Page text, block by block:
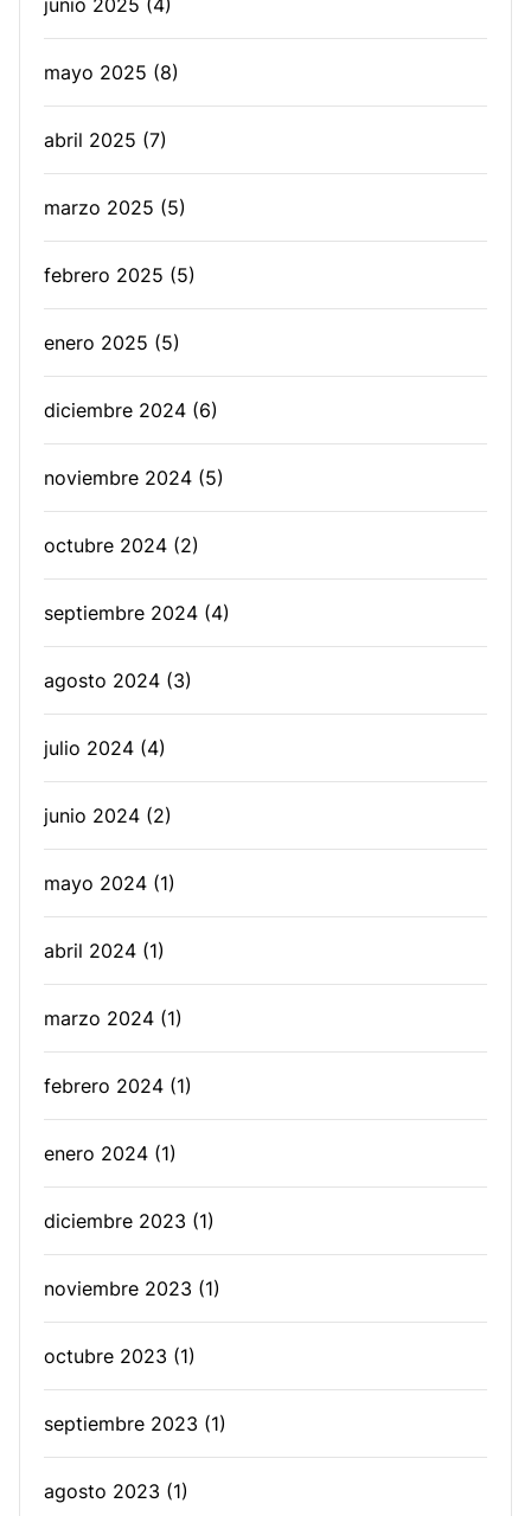
junio 2025 (4)
mayo 2025 (8)
abril 2025 (7)
marzo 2025 (5)
febrero 2025 (5)
enero 2025 (5)
diciembre 2024 (6)
noviembre 2024 (5)
octubre 2024 (2)
septiembre 2024 (4)
agosto 2024 (3)
julio 2024 (4)
junio 2024 (2)
mayo 2024 (1)
abril 2024 (1)
marzo 2024 (1)
febrero 2024 (1)
enero 2024 (1)
diciembre 2023 (1)
noviembre 2023 (1)
octubre 2023 (1)
septiembre 2023 (1)
agosto 2023 (1)